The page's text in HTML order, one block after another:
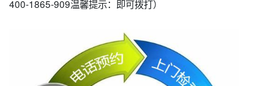
400-1865-909温馨提示：即可拨打）